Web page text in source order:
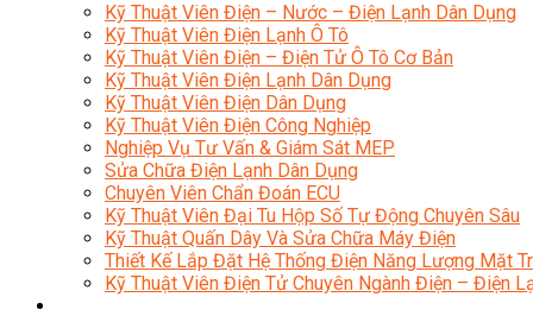
Kỹ Thuật Viên Điện – Nước – Điện Lạnh Dân Dụng
Kỹ Thuật Viên Điện Lạnh Ô Tô
Kỹ Thuật Viên Điện – Điện Tử Ô Tô Cơ Bản
Kỹ Thuật Viên Điện Lạnh Dân Dụng
Kỹ Thuật Viên Điện Dân Dụng
Kỹ Thuật Viên Điện Công Nghiệp
Nghiệp Vụ Tư Vấn & Giám Sát MEP
Sửa Chữa Điện Lạnh Dân Dụng
Chuyên Viên Chẩn Đoán ECU
Kỹ Thuật Viên Đại Tu Hộp Số Tự Động Chuyên Sâu
Kỹ Thuật Quấn Dây Và Sửa Chữa Máy Điện
Thiết Kế Lắp Đặt Hệ Thống Điện Năng Lượng Mặt
Kỹ Thuật Viên Điện Tử Chuyên Ngành Điện – Điện